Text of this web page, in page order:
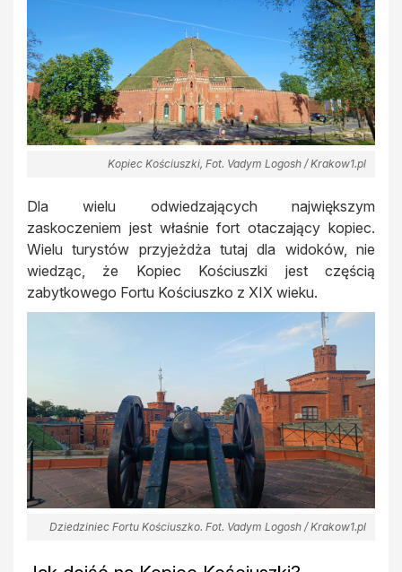
Kopiec Kościuszki, Fot. Vadym Logosh / Krakow1.pl
Dla wielu odwiedzających największym
zaskoczeniem jest właśnie fort otaczający kopiec.
Wielu turystów przyjeżdża tutaj dla widoków, nie
wiedząc, że Kopiec Kościuszki jest częścią
zabytkowego Fortu Kościuszko z XIX wieku.
Dziedziniec Fortu Kościuszko. Fot. Vadym Logosh / Krakow1.pl